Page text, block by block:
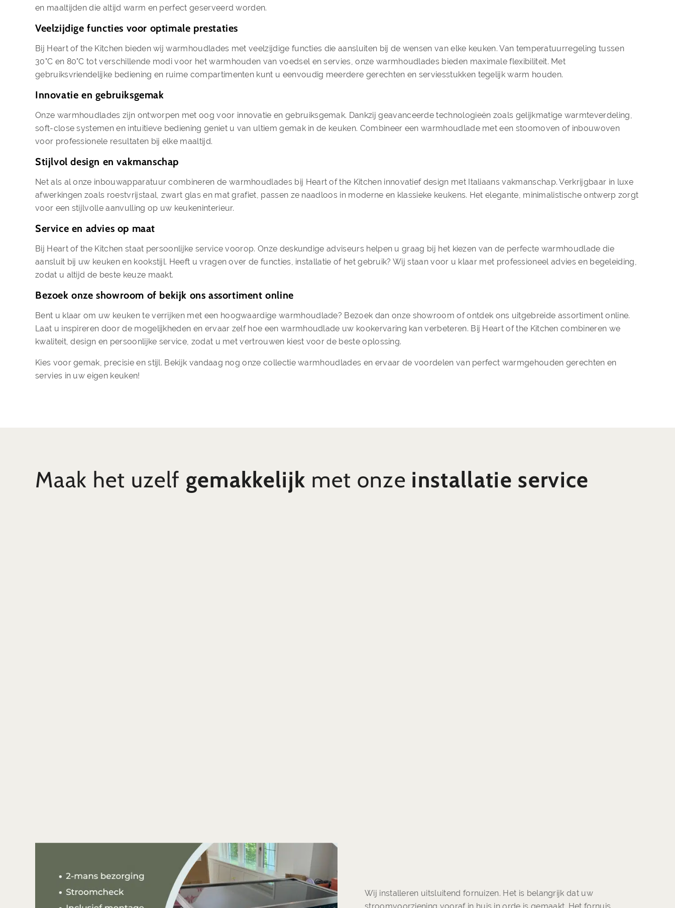
en maaltijden die altijd warm en perfect geserveerd worden.
Veelzijdige functies voor optimale prestaties
Bij Heart of the Kitchen bieden wij warmhoudlades met veelzijdige functies die aansluiten bij de wensen van elke keuken. Van temperatuurregeling tussen
30°C en 80°C tot verschillende modi voor het warmhouden van voedsel en servies, onze warmhoudlades bieden maximale flexibiliteit. Met
gebruiksvriendelijke bediening en ruime compartimenten kunt u eenvoudig meerdere gerechten en serviesstukken tegelijk warm houden.
Innovatie en gebruiksgemak
Onze warmhoudlades zijn ontworpen met oog voor innovatie en gebruiksgemak. Dankzij geavanceerde technologieën zoals gelijkmatige warmteverdeling,
soft-close systemen en intuïtieve bediening geniet u van ultiem gemak in de keuken. Combineer een warmhoudlade met een stoomoven of inbouwoven
voor professionele resultaten bij elke maaltijd.
Stijlvol design en vakmanschap
Net als al onze inbouwapparatuur combineren de warmhoudlades bij Heart of the Kitchen innovatief design met Italiaans vakmanschap. Verkrijgbaar in luxe
afwerkingen zoals roestvrijstaal, zwart glas en mat grafiet, passen ze naadloos in moderne en klassieke keukens. Het elegante, minimalistische ontwerp zorgt
voor een stijlvolle aanvulling op uw keukeninterieur.
Service en advies op maat
Bij Heart of the Kitchen staat persoonlijke service voorop. Onze deskundige adviseurs helpen u graag bij het kiezen van de perfecte warmhoudlade die
aansluit bij uw keuken en kookstijl. Heeft u vragen over de functies, installatie of het gebruik? Wij staan voor u klaar met professioneel advies en begeleiding,
zodat u altijd de beste keuze maakt.
Bezoek onze showroom of bekijk ons assortiment online
Bent u klaar om uw keuken te verrijken met een hoogwaardige warmhoudlade? Bezoek dan onze showroom of ontdek ons uitgebreide assortiment online.
Laat u inspireren door de mogelijkheden en ervaar zelf hoe een warmhoudlade uw kookervaring kan verbeteren. Bij Heart of the Kitchen combineren we
kwaliteit, design en persoonlijke service, zodat u met vertrouwen kiest voor de beste oplossing.
Kies voor gemak, precisie en stijl. Bekijk vandaag nog onze collectie warmhoudlades en ervaar de voordelen van perfect warmgehouden gerechten en
servies in uw eigen keuken!
Maak het uzelf gemakkelijk met onze installatie service
Wij installeren uitsluitend fornuizen. Het is belangrijk dat uw